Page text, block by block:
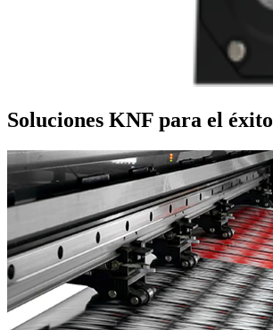
Soluciones KNF para el éxito